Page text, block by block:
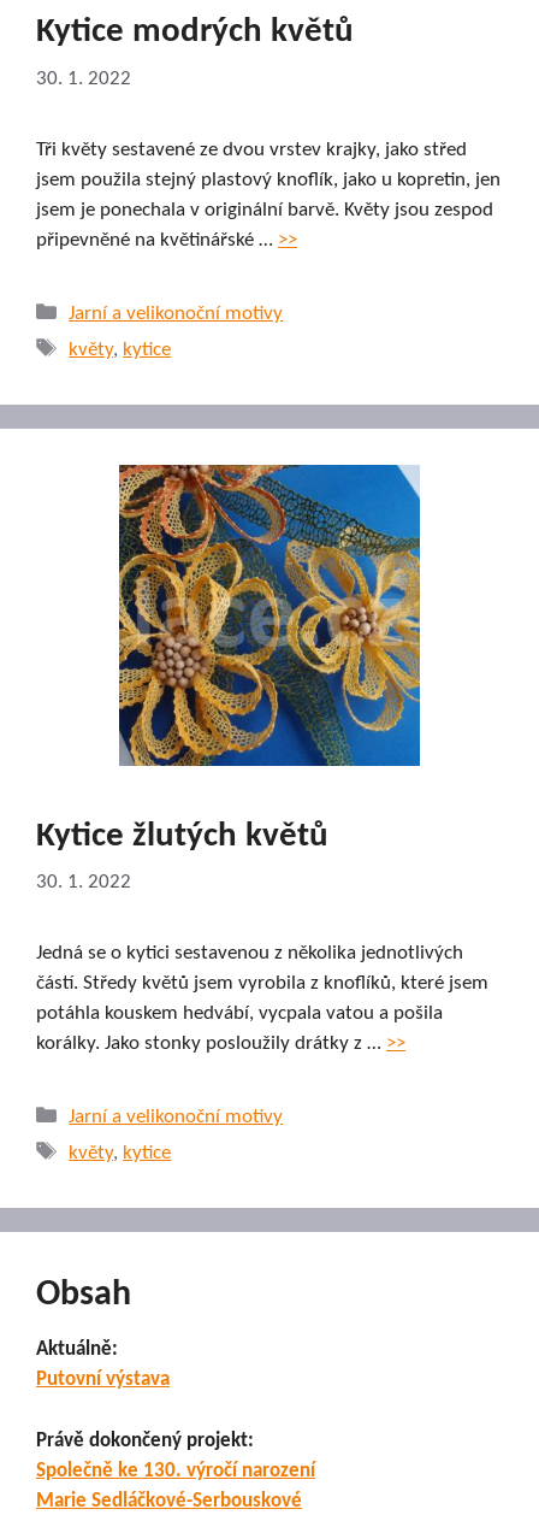
Kytice modrých květů
30. 1. 2022
Tři květy sestavené ze dvou vrstev krajky, jako střed
jsem použila stejný plastový knoflík, jako u kopretin, jen
jsem je ponechala v originální barvě. Květy jsou zespod
připevněné na květinářské … >>
Rubriky
Jarní a velikonoční motivy
Štítky
květy, kytice
Kytice žlutých květů
30. 1. 2022
Jedná se o kytici sestavenou z několika jednotlivých
částí. Středy květů jsem vyrobila z knoflíků, které jsem
potáhla kouskem hedvábí, vycpala vatou a pošila
korálky. Jako stonky posloužily drátky z … >>
Rubriky
Jarní a velikonoční motivy
Štítky
květy, kytice
Obsah
Aktuálně:
Putovní výstava
Právě dokončený projekt:
Společně ke 130. výročí narození
Marie Sedláčkové-Serbouskové